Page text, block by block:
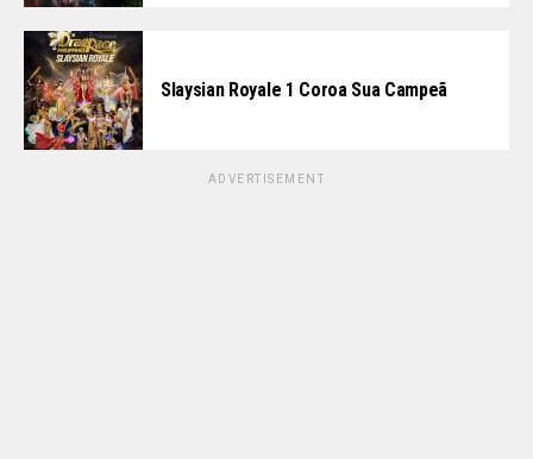
Slaysian Royale 1 Coroa Sua Campeã
ADVERTISEMENT